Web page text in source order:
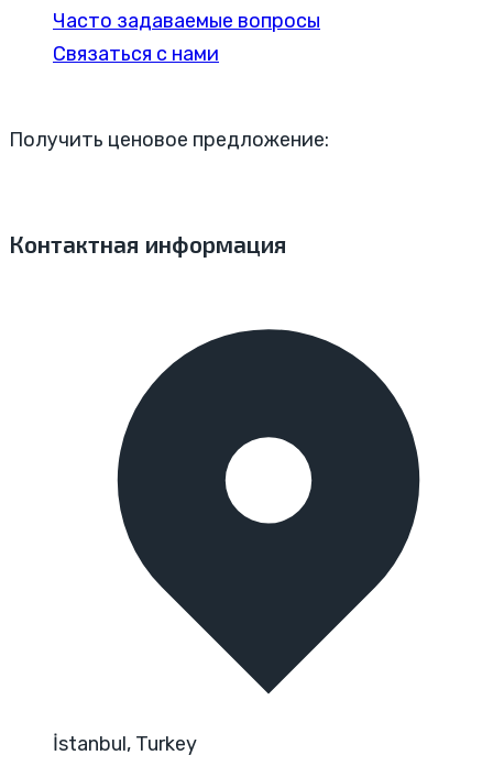
Часто задаваемые вопросы
Связаться с нами
Получить ценовое предложение:
Контактная информация
İstanbul, Turkey